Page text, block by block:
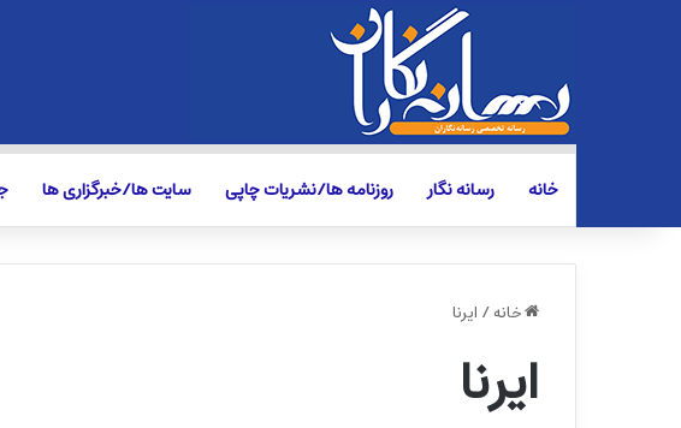
خانه رسانه نگار روزنامه ها/نشریات چاپی سایت ها/خبرگزاری ها
خانه/ ایرنا
ایرنا